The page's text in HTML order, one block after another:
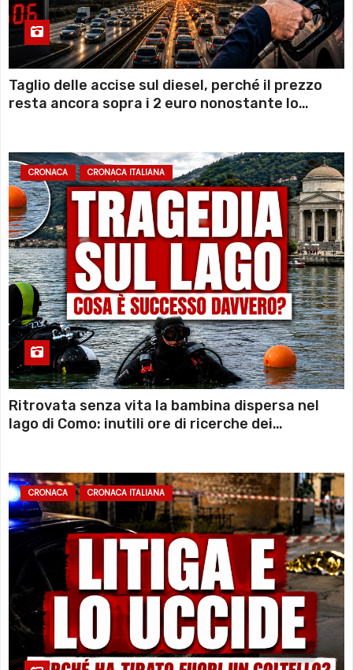
Taglio delle accise sul diesel, perché il prezzo
resta ancora sopra i 2 euro nonostante lo
CRONACA CRONACA ITALIANA
Ritrovata senza vita la bambina dispersa nel
lago di Como: inutili ore di ricerche dei
CRONACA CRONACA ITALIANA